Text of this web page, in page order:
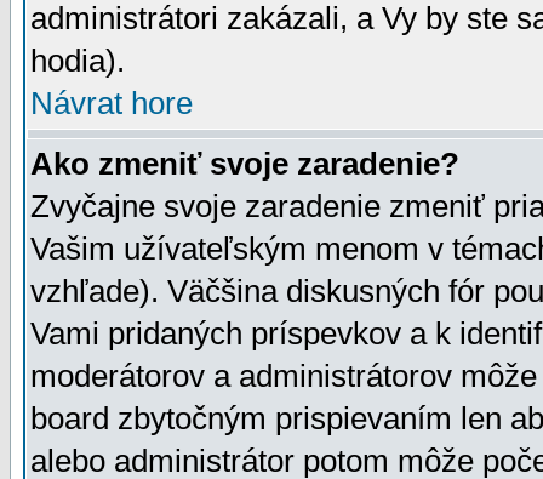
administrátori zakázali, a Vy by ste
hodia).
Návrat hore
Ako zmeniť svoje zaradenie?
Zvyčajne svoje zaradenie zmeniť
Vašim užívateľským menom v
vzhľade). Väčšina diskusných fór
Vami pridaných príspevkov a k
moderátorov a administrátorov
board zbytočným prispievaním len
alebo administrátor potom môže